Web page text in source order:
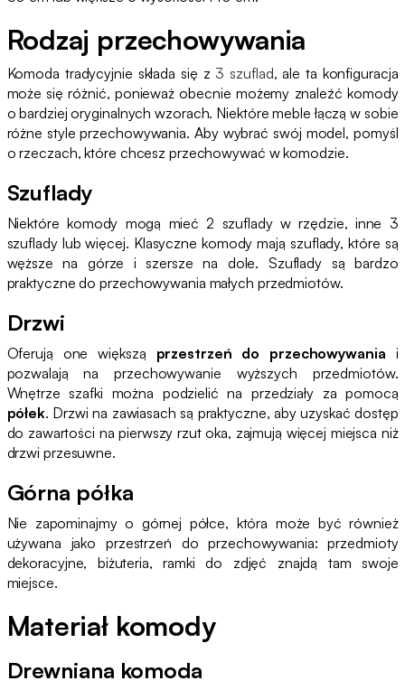
Rodzaj przechowywania
Komoda tradycyjnie składa się z 3 szuflad, ale ta konfiguracja
może się różnić, ponieważ obecnie możemy znaleźć komody
o bardziej oryginalnych wzorach. Niektóre meble łączą w sobie
różne style przechowywania. Aby wybrać swój model, pomyśl
o rzeczach, które chcesz przechowywać w komodzie.
Szuflady
Niektóre komody mogą mieć 2 szuflady w rzędzie, inne 3
szuflady lub więcej. Klasyczne komody mają szuflady, które są
węższe na górze i szersze na dole. Szuflady są bardzo
praktyczne do przechowywania małych przedmiotów.
Drzwi
Oferują one większą przestrzeń do przechowywania i
pozwalają na przechowywanie wyższych przedmiotów.
Wnętrze szafki można podzielić na przedziały za pomocą
półek. Drzwi na zawiasach są praktyczne, aby uzyskać dostęp
do zawartości na pierwszy rzut oka, zajmują więcej miejsca niż
drzwi przesuwne.
Górna półka
Nie zapominajmy o górnej półce, która może być również
używana jako przestrzeń do przechowywania: przedmioty
dekoracyjne, biżuteria, ramki do zdjęć znajdą tam swoje
miejsce.
Materiał komody
Drewniana komoda